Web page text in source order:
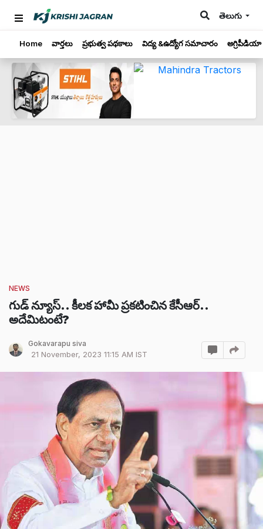
తెలుగు
Home వార్తలు ప్రభుత్వ పథకాలు విద్య &ఉద్యోగ సమాచారం అగ్రిపీడియా
NEWS
గుడ్ న్యూస్.. కీలక హామీ ప్రకటించిన కేసీఆర్..
అదేమిటంటే?
Gokavarapu siva
21 November, 2023 11:15 AM IST